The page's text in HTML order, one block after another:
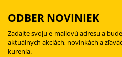
ODBER NOVINIEK
Zadajte svoju e-mailovú adresu a
aktuálnych akciách, novinkách a
kurenia.